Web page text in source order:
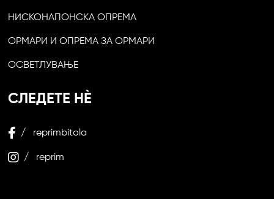
НИСКОНАПОНСКА ОПРЕМА
ОРМАРИ И ОПРЕМА ЗА ОРМАРИ
ОСВЕТЛУВАЊЕ
СЛЕДЕТЕ НЀ
/ reprimbitola
/ reprim